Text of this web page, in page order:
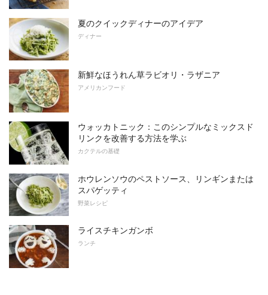
夏のクイックディナーのアイデア
ディナー
新鮮なほうれん草ラビオリ・ラザニア
アメリカンフード
ウォッカトニック：このシンプルなミックスド
リンクを改善する方法を学ぶ
カクテルの基礎
ホウレンソウのペストソース、リンギンまたは
スパゲッティ
野菜レシピ
ライスチキンガンボ
ランチ